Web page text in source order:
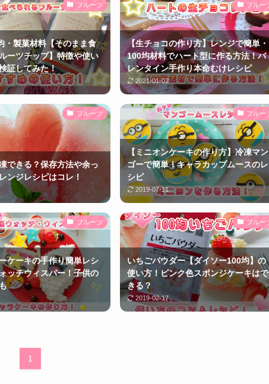
フルーツ
・製菓材料【そのまま食
ーツチップ】特徴や使い
証してみた！
フルー
【生チョコの作り方】レンジで簡単・
100均材料でハート型に作る方法！バ
レンタイン手作り本命むけレシピ
2021-01-02
フルーツ
できる？保存方法や余っ
ンジレシピはコレ！
フルー
【ミニオンケーキの作り方】冷凍マン
ゴーで簡単！キャラカップムースのレ
シピ
2019-07-11
フルーツ
ケーキの手作り簡単レシ
ッチウィスパー！子供の
フルー
いちごパウダー【ダイソー100均】の
使い方！ピンク色スポンジケーキはで
きる？
2019-02-17
1